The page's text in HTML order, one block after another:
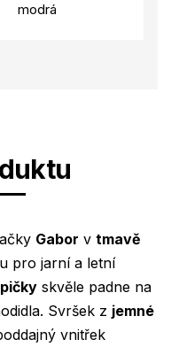
modrá
Gabor v tmavě
pro jarní a letní
skvěle padne na
Svršek z jemné
vnitřek